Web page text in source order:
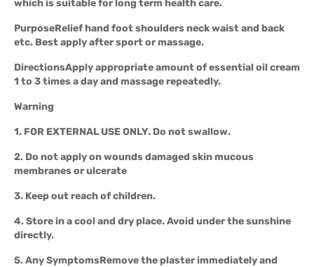
which is suitable for long term health care.
PurposeRelief hand foot shoulders neck waist and back
etc. Best apply after sport or massage.
DirectionsApply appropriate amount of essential oil cream
1 to 3 times a day and massage repeatedly.
Warning
1. FOR EXTERNAL USE ONLY. Do not swallow.
2. Do not apply on wounds damaged skin mucous
membranes or ulcerate
3. Keep out reach of children.
4. Store in a cool and dry place. Avoid under the sunshine
directly.
5. Any SymptomsRemove the plaster immediately and